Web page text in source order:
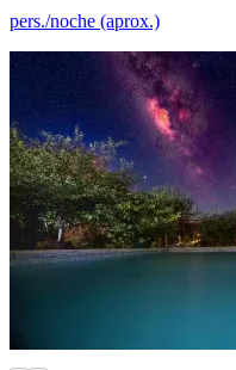
pers./noche (aprox.)